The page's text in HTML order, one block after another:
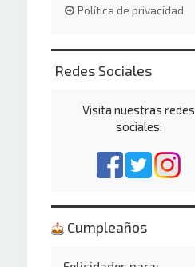
Política de privacidad
Redes Sociales
Visita nuestras redes
sociales:
Cumpleaños